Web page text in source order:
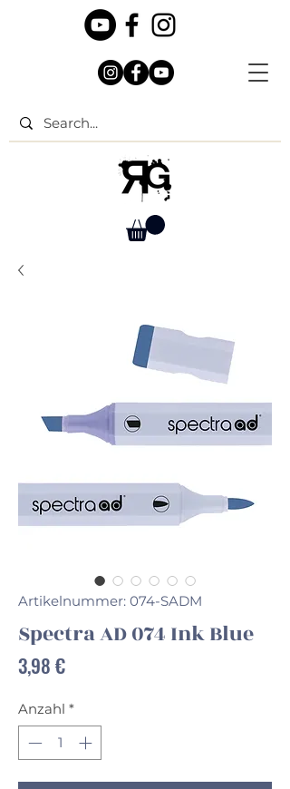
Artikelnummer: 074-SADM
Spectra AD 074 Ink Blue
3,98 €Preis
Anzahl *